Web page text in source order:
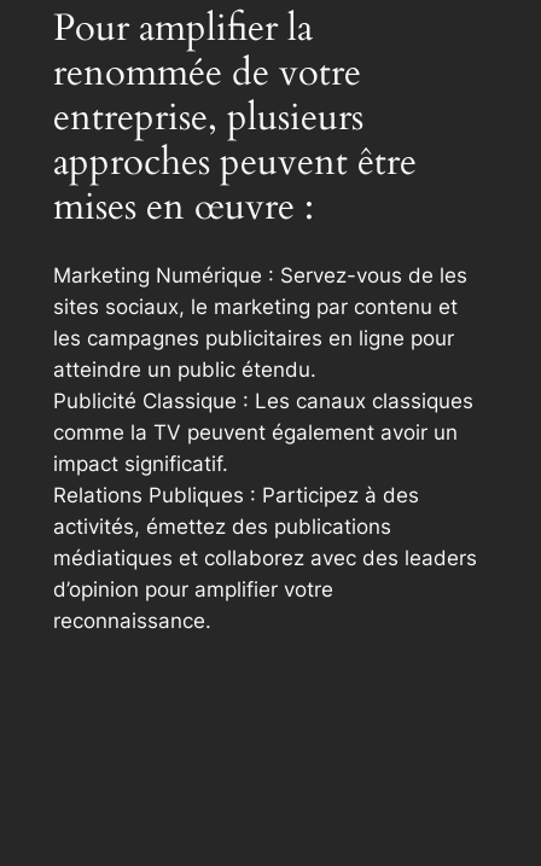
Pour amplifier la
renommée de votre
entreprise, plusieurs
approches peuvent être
mises en œuvre :
Marketing Numérique : Servez-vous de les
sites sociaux, le marketing par contenu et
les campagnes publicitaires en ligne pour
atteindre un public étendu.
Publicité Classique : Les canaux classiques
comme la TV peuvent également avoir un
impact significatif.
Relations Publiques : Participez à des
activités, émettez des publications
médiatiques et collaborez avec des leaders
d’opinion pour amplifier votre
reconnaissance.